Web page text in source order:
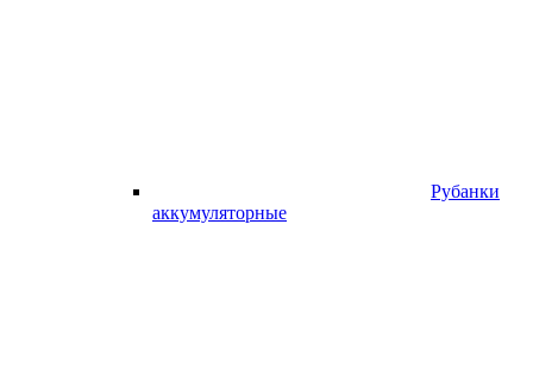
Рубанки
аккумуляторные